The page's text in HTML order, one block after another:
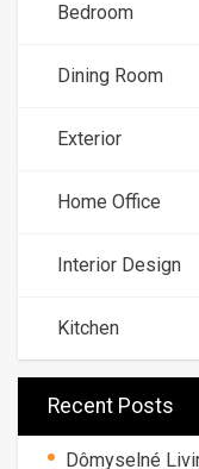
Bedroom
Dining Room
Exterior
Home Office
Interior Design
Kitchen
Recent Posts
Dômyselné